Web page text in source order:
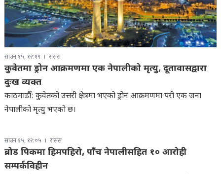
साउन १५, १२:१९ रासस
कुवेतमा ड्रोन आक्रमणमा एक नेपालीको मृत्यु, दूतावासद्वारा
दुःख व्यक्त
काठमाडौँ: कुवेतको उत्तरी क्षेत्रमा भएको ड्रोन आक्रमणमा परी एक जना
नेपालीको मृत्यु भएको छ।
साउन १५, १२:०५ रासस
ब्रोड पिकमा हिमपहिरो, पाँच नेपालीसहित १० आरोही
सम्पर्कविहीन